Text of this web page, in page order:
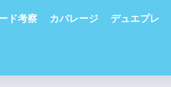
ド考察 カバレージ デュエプレ